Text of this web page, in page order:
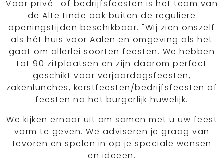
Voor privé- of bedrijfsfeesten is het team van
de Alte Linde ook buiten de reguliere
openingstijden beschikbaar. "Wij zien onszelf
als hét huis voor Aalen en omgeving als het
gaat om allerlei soorten feesten. We hebben
tot 90 zitplaatsen en zijn daarom perfect
geschikt voor verjaardagsfeesten,
zakenlunches, kerstfeesten/bedrijfsfeesten of
feesten na het burgerlijk huwelijk.
We kijken ernaar uit om samen met u uw feest
vorm te geven. We adviseren je graag van
tevoren en spelen in op je speciale wensen
en ideeën.